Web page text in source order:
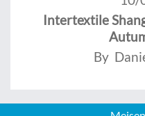
Intertextile
By